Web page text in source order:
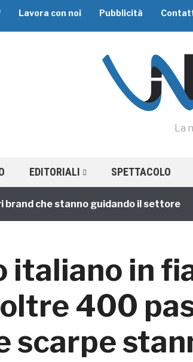
Lavora con noi Pubblicità
La
EDITORIALI SPETTACOLO
che stanno guidando il settore
italiano in
400
scarpe